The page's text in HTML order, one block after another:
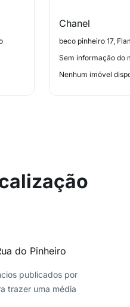
Chanel
beco pinheiro 17,
Sem informação do
Nenhum imóvel
do Pinheiro
publicados por
trazer uma média